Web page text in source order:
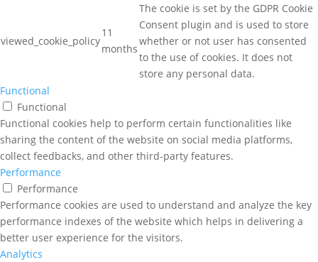
viewed_cookie_policy
11
months
The cookie is set by the GDPR Cookie
Consent plugin and is used to store
whether or not user has consented
to the use of cookies. It does not
store any personal data.
Functional
Functional
Functional cookies help to perform certain functionalities like
sharing the content of the website on social media platforms,
collect feedbacks, and other third-party features.
Performance
Performance
Performance cookies are used to understand and analyze the key
performance indexes of the website which helps in delivering a
better user experience for the visitors.
Analytics